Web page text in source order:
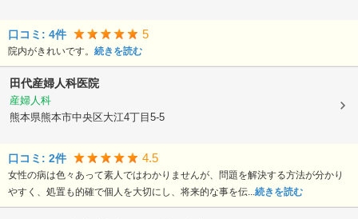
口コミ: 4件 5
院内がきれいです。 続きを読む
田代産婦人科医院
産婦人科
熊本県熊本市中央区大江4丁目5-5
口コミ: 2件 4.5
女性の病は色々あって素人ではわかりませんが、問題を解決する方法が分かり
やすく、処置も的確で個人を大切にし、将来的な事を伝... 続きを読む